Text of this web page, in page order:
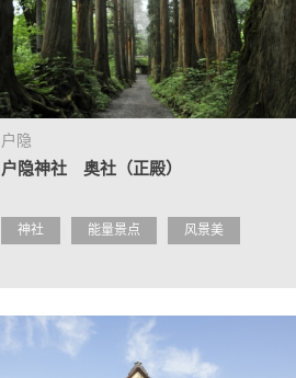
户隐
户隐神社 奥社（正殿）
神社 能量景点 风景美